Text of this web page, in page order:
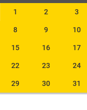
1
2 3
8 9 10
15 16 17
22 23 24
29 30 31